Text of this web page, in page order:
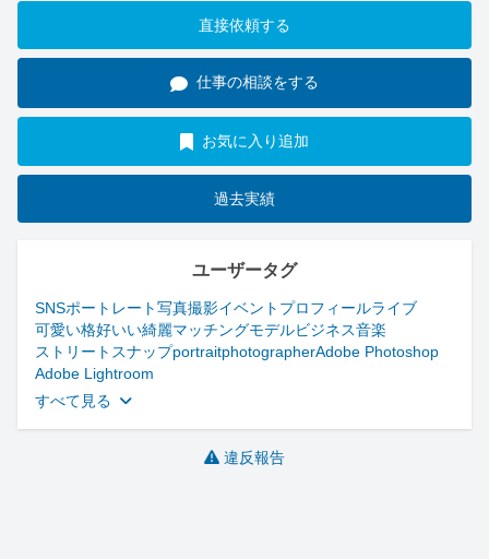
直接依頼する
仕事の相談をする
お気に入り追加
過去実績
ユーザータグ
SNSポートレート写真撮影イベント プロフィールライブ
可愛い格好いい綺麗マッチングモデルビジネス音楽
ストリート スナップportraitphotographerAdobe Photoshop
Adobe Lightroom
すべて見る
違反報告